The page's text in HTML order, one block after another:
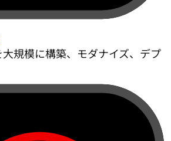
規模に構築、モダナイズ、デプ